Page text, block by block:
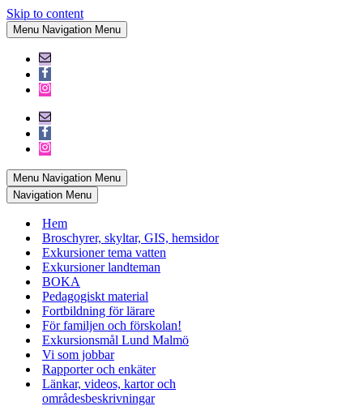
Skip to content
Menu Navigation Menu
Menu Navigation Menu
Navigation Menu
Hem
Broschyrer, skyltar, GIS, hemsidor
Exkursioner tema vatten
Exkursioner landteman
BOKA
Pedagogiskt material
Fortbildning för lärare
För familjen och förskolan!
Exkursionsmål Lund Malmö
Vi som jobbar
Rapporter och enkäter
Länkar, videos, kartor och
områdesbeskrivningar